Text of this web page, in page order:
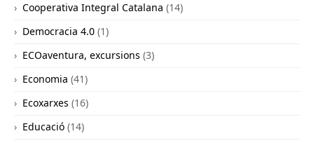
Cooperativa Integral Catalana (14)
Democracia 4.0 (1)
ECOaventura, excursions (3)
Economia (41)
Ecoxarxes (16)
Educació (14)